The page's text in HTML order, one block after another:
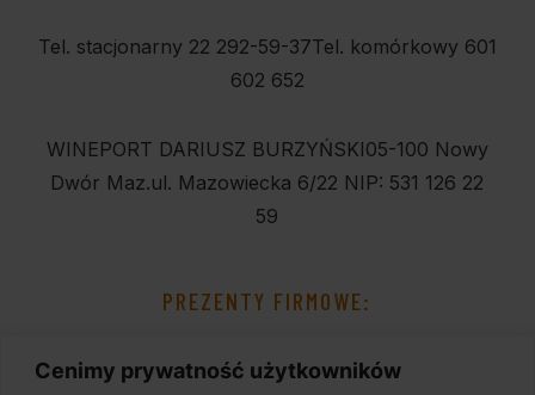
Cenimy prywatność użytkowników
Tel. stacjonarny 22 292-59-37Tel. komórkowy 601
602 652
WINEPORT DARIUSZ BURZYŃSKI05-100 Nowy
Dwór Maz.ul. Mazowiecka 6/22 NIP: 531 126 22
59
PREZENTY FIRMOWE: